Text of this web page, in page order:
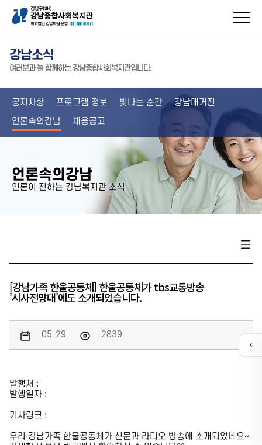
강남소식
여러분과 늘 함께하는 강남종합사회복지관입니다.
공지사항 프로그램 정보 빛나는 순간
강남매거진
언론속의강남
채용공고
언론속의강남
언론이 전하는 강남복지관 소식
[강남가족 한울공동체] 한울공동체가 tbs교통방송
'시사전망대'에도 소개되었습니다.
05-29 2839
발행처 :
발행일자 :
기사링크 :
우리 강남가족 한울공동체가 신문과 라디오 방송에 소개되었네요~
퀵
메